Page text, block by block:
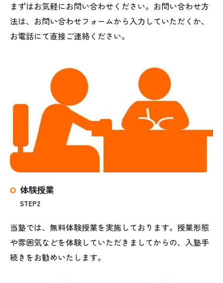
まずはお気軽にお問い合わせください。お問い合わせ方
法は、お問い合わせフォームから入力していただくか、
お電話にて直接ご連絡ください。
体験授業
STEP2
当塾では、無料体験授業を実施しております。授業形態
や雰囲気などを体験していただきましてからの、入塾手
続きをお勧めいたします。